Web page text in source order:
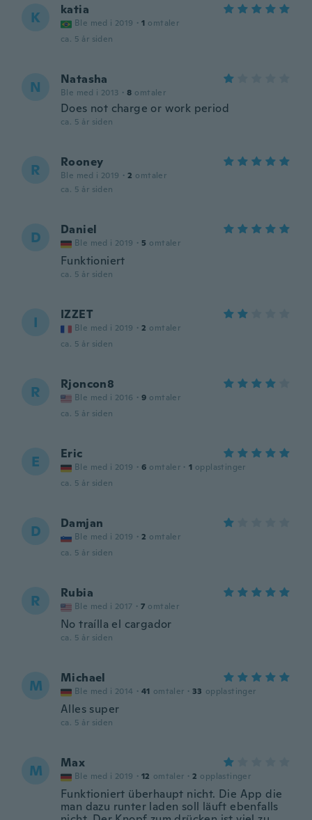
K katia
Ble med i 2019 · 1 omtaler
ca. 5 år siden
N Natasha
Ble med i 2013 · 8 omtaler
Does not charge or work period
ca. 5 år siden
R Rooney
Ble med i 2019 · 2 omtaler
ca. 5 år siden
D Daniel
Ble med i 2019 · 5 omtaler
Funktioniert
ca. 5 år siden
I IZZET
Ble med i 2019 · 2 omtaler
ca. 5 år siden
R Rjoncon8
Ble med i 2016 · 9 omtaler
ca. 5 år siden
E Eric
Ble med i 2019 · 6 omtaler · 1 opplastinger
ca. 5 år siden
D Damjan
Ble med i 2019 · 2 omtaler
ca. 5 år siden
R Rubia
Ble med i 2017 · 7 omtaler
No traílla el cargador
ca. 5 år siden
M Michael
Ble med i 2014 · 41 omtaler · 33 opplastinger
Alles super
ca. 5 år siden
M Max
Ble med i 2019 · 12 omtaler · 2 opplastinger
Funktioniert überhaupt nicht. Die App die
man dazu runter laden soll läuft ebenfalls